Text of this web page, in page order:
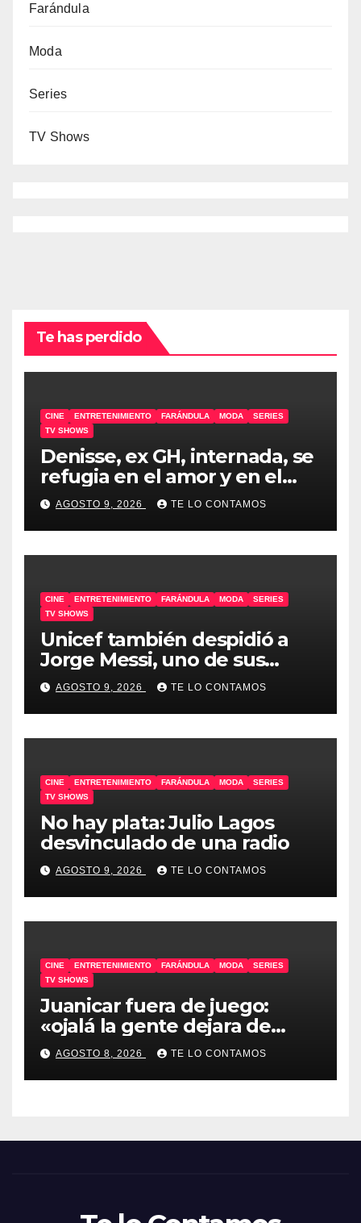
Farándula
Moda
Series
TV Shows
Te has perdido
CINE ENTRETENIMIENTO FARÁNDULA MODA
SERIES
TV SHOWS
Denisse, ex GH, internada, se
refugia en el amor y en el
humor
AGOSTO 9, 2026 TE LO CONTAMOS
CINE ENTRETENIMIENTO FARÁNDULA MODA
SERIES
TV SHOWS
Unicef también despidió a
Jorge Messi, uno de sus
embajadores
AGOSTO 9, 2026 TE LO CONTAMOS
CINE ENTRETENIMIENTO FARÁNDULA MODA
SERIES
TV SHOWS
No hay plata: Julio Lagos
desvinculado de una radio
AGOSTO 9, 2026 TE LO CONTAMOS
CINE ENTRETENIMIENTO FARÁNDULA MODA
SERIES
TV SHOWS
Juanicar fuera de juego:
«ojalá la gente dejara de
odiar tanto»
AGOSTO 8, 2026 TE LO CONTAMOS